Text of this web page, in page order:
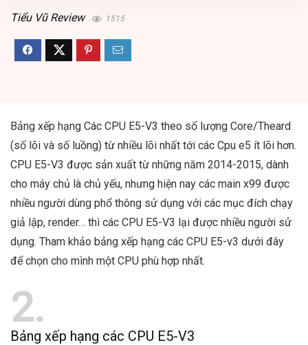
Tiểu Vũ Review 1515
Bảng xếp hạng Các CPU E5-V3 theo số lượng Core/Theard
(số lõi và số luồng) từ nhiều lõi nhất tới các Cpu e5 ít lõi hơn.
CPU E5-V3 được sản xuất từ những năm 2014-2015, dành
cho máy chủ là chủ yếu, nhưng hiện nay các main x99 được
nhiều người dùng phổ thông sử dụng với các mục đích chạy
giả lập, render… thì các CPU E5-V3 lại được nhiều người sử
dụng. Tham khảo bảng xếp hạng các CPU E5-v3 dưới đây
để chọn cho mình một CPU phù hợp nhất.
2
Bảng xếp hạng các CPU E5-V3